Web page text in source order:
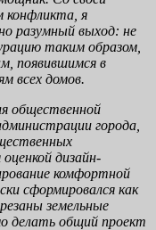
конфликта, я
разумный выход: не
таким образом,
появившимся в
всех домов.
общественной
города,
дизайн-
комфортной
сформировался как
земельные
делать общий проект